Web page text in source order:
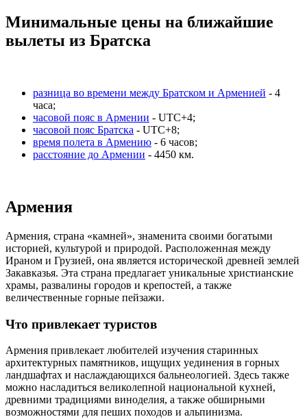
Минимальные цены на ближайшие
вылеты из Братска
разница во времени между Братском и Арменией - 4
часа;
часовой пояс в Армении - UTC+4;
часовой пояс Братска - UTC+8;
время полета в Армению - 6 часов;
расстояние до Армении - 4450 км.
Армения
Армения, страна «камней», знаменита своими богатыми
историей, культурой и природой. Расположенная между
Ираном и Грузией, она является исторической древней землей
Закавказья. Эта страна предлагает уникальные христианские
храмы, развалины городов и крепостей, а также
величественные горные пейзажи.
Что привлекает туристов
Армения привлекает любителей изучения старинных
архитектурных памятников, ищущих уединения в горных
ландшафтах и наслаждающихся бальнеологией. Здесь также
можно насладиться великолепной национальной кухней,
древними традициями виноделия, а также обширными
возможностями для пеших походов и альпинизма.